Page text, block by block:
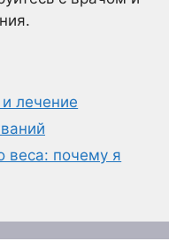
лечение
веса: почему я